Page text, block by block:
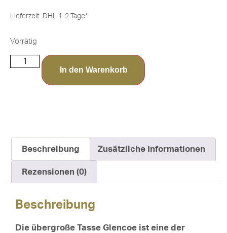
Lieferzeit: DHL 1-2 Tage*
Vorrätig
In den Warenkorb
Beschreibung Zusätzliche Informationen
Rezensionen (0)
Beschreibung
Die übergroße Tasse Glencoe ist eine der